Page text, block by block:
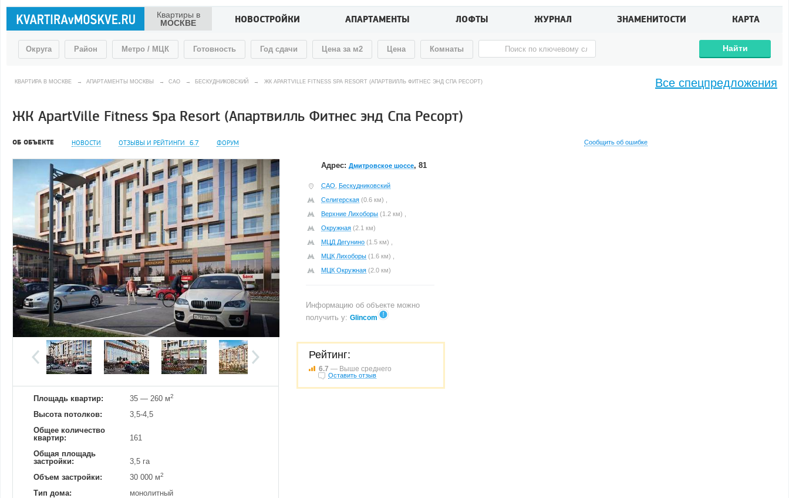
Квартиры в
МОСКВЕ
НОВОСТРОЙКИ АПАРТАМЕНТЫ ЛОФТЫ ЖУРНАЛ ЗНАМЕНИТОСТИ КАРТА
Округа Район Метро / МЦК Готовность Год сдачи Цена за м2 Цена Комнаты Найти
КВАРТИРА В МОСКВЕ → АПАРТАМЕНТЫ МОСКВЫ → САО → БЕСКУДНИКОВСКИЙ → ЖК APARTVILLE FITNESS SPA RESORT (АПАРТВИЛЛЬ ФИТНЕС ЭНД СПА РЕСОРТ)
ЖК ApartVille Fitness Spa Resort (Апартвилль Фитнес энд Спа Ресорт)
ОБ ОБЪЕКТЕ НОВОСТИ ОТЗЫВЫ И РЕЙТИНГИ 6.7 ФОРУМ Сообщить об ошибке
Добавить фотографию 14.03.2024 Просмотров 46100
Площадь квартир: 35 — 260 м2
Высота потолков:
3,5-4,5
Общее количество
квартир:
161
Общая площадь
застройки:
3,5 га
Объем застройки:
30 000 м2
Тип дома:
монолитный
Адрес: Дмитровское шоссе, 81
САО Бескудниковский
Селигерская (0.6 км) ,
Верхние Лихоборы (1.2 км) ,
Окружная (2.1 км)
МЦД Дегунино (1.5 км) ,
МЦК Лихоборы (1.6 км) ,
МЦК Окружная (2.0 км)
Информацию об объекте можно
получить у: Glincom
Рейтинг:
6.7 — Выше среднего
Оставить отзыв
Все спецпредложения